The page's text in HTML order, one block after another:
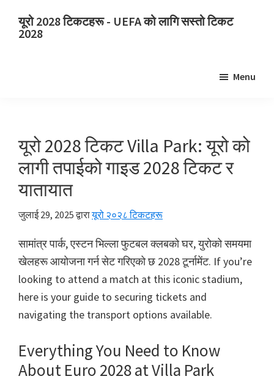
सामग्रीमा
साइडबारमा
यूरो 2028 टिकटहरू - UEFA को लागि सस्तो टिकट
2028
UEFA
युरोपियन
फुटबल
च्याम्पियनशिप
टिकट,
वेम्बली
लन्डन,
म्यानचेसर,
कार्डिफ,
सामांत्र
पार्क
Menu
यूरो 2028 टिकट Villa Park: यूरो को
लागी तपाईको गाइड 2028 टिकट र
यातायात
जुलाई 29, 2025द्वारायूरो २०२८ टिकटहरू
सामांत्र पार्क, एस्टन भिल्ला फुटबल क्लबको घर, युरोको समयमा
खेलहरू आयोजना गर्न सेट गरिएको छ 2028 टूर्नामेंट. If you’re
looking to attend a match at this iconic stadium,
here is your guide to securing tickets and
navigating the transport options available.
Everything You Need to Know
About Euro 2028at Villa Park